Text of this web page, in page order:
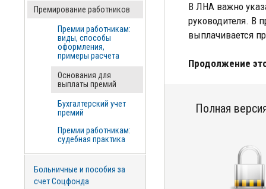
В ЛНА важно
руководителя. В
выплачивается
Продолжение
Полная
Премирование работников
Премии работникам:
виды, способы
оформления,
примеры расчета
Основания для
выплаты премий
Бухгалтерский учет
премий
Премии работникам:
судебная практика
Больничные и пособия за
счет Соцфонда